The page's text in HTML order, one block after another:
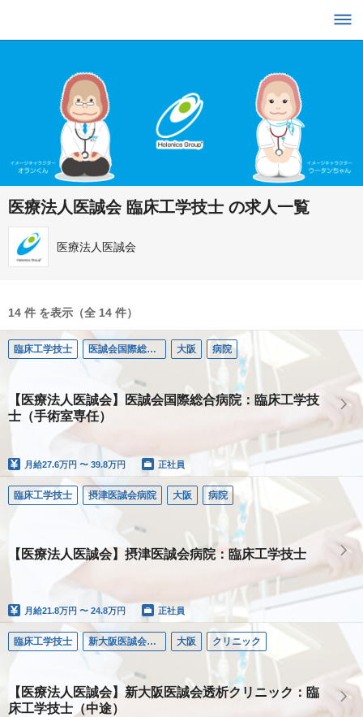
医療法人医誠会 臨床工学技士 の求人一覧
医療法人医誠会
14 件 を表示（全 14 件）
臨床工学技士 医誠会国際総合病院 大阪 病院
【医療法人医誠会】医誠会国際総合病院：臨床工学技
士（手術室専任）
月給27.6万円 〜 39.8万円 正社員
臨床工学技士 摂津医誠会病院 大阪 病院
【医療法人医誠会】摂津医誠会病院：臨床工学技士
月給21.8万円 〜 24.8万円 正社員
臨床工学技士 新大阪医誠会透析クリニック 大阪 クリニック
【医療法人医誠会】新大阪医誠会透析クリニック：臨
床工学技士（中途）